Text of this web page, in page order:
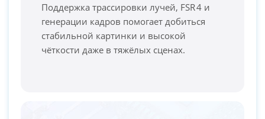
Поддержка трассировки лучей, FSR 4 и
генерации кадров помогает добиться
стабильной картинки и высокой
чёткости даже в тяжёлых сценах.